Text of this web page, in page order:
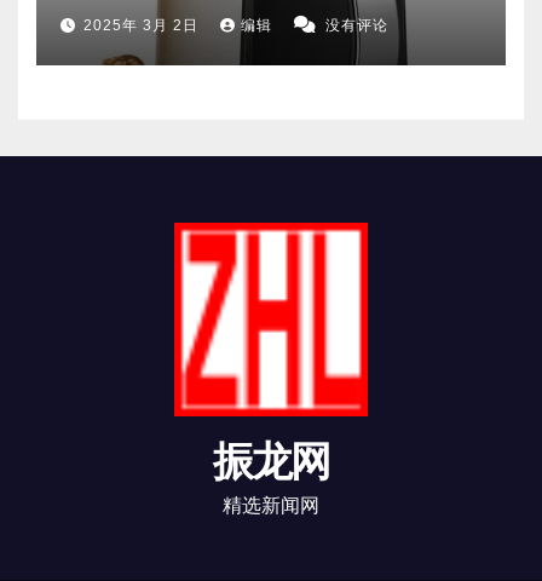
2025年 3月 2日 编辑 没有评论
振龙网
精选新闻网